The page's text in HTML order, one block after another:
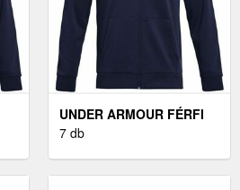
UNDER ARMOUR FÉRFI
PULÓVER FÉRFI
7 db